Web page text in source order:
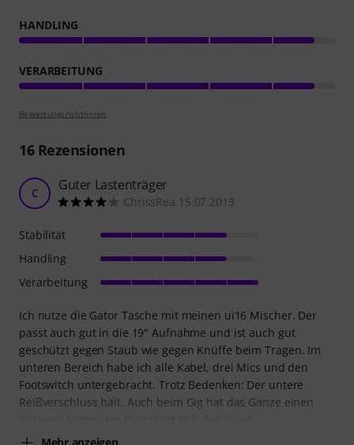
HANDLING
VERARBEITUNG
Bewertungsrichtlinien
16Rezensionen
C Guter Lastenträger
ChrissRea 15.07.2019
Ich nutze die Gator Tasche mit meinen ui16 Mischer. Der
passt auch gut in die 19" Aufnahme und ist auch gut
geschützt gegen Staub wie gegen Knüffe beim Tragen. Im
unteren Bereich habe ich alle Kabel, drei Mics und den
Footswitch untergebracht. Trotz Bedenken: Der untere
Reißverschluss hält. Auch beim Gig hat das Ganze einen
Mehr anzeigen
Stabilität
Handling
Verarbeitung